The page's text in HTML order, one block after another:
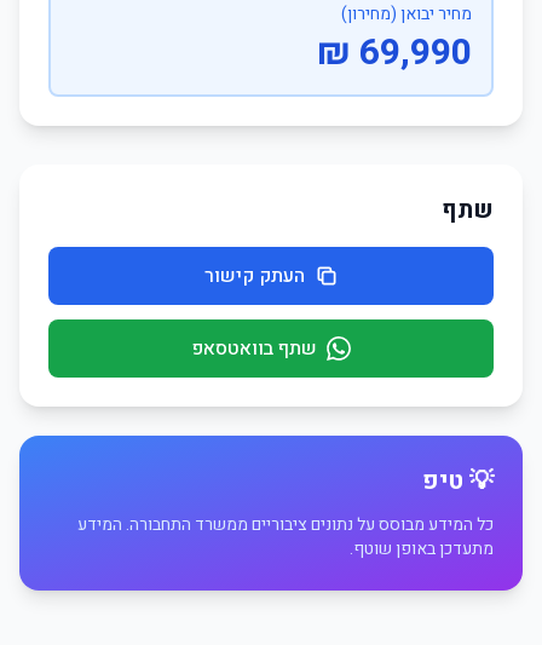
מחיר יבואן (מחירון)
69,990 ₪
שתף
העתק קישור
שתף בוואטסאפ
💡 טיפ
כל המידע מבוסס על נתונים ציבוריים ממשרד התחבורה. המידע
מתעדכן באופן שוטף.